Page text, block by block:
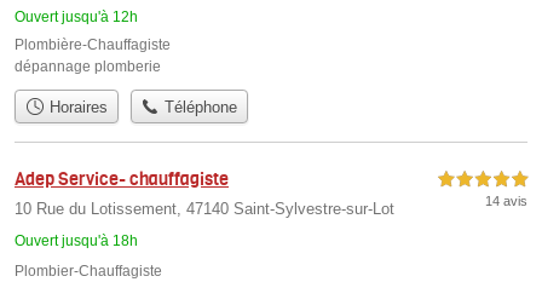
Ouvert jusqu'à 12h
Plombière-Chauffagiste
dépannage plomberie
Horaires Téléphone
Adep Service- chauffagiste
10 Rue du Lotissement, 47140 Saint-Sylvestre-sur-Lot
Ouvert jusqu'à 18h
5,0 étoiles sur 5
14 avis
Plombier-Chauffagiste